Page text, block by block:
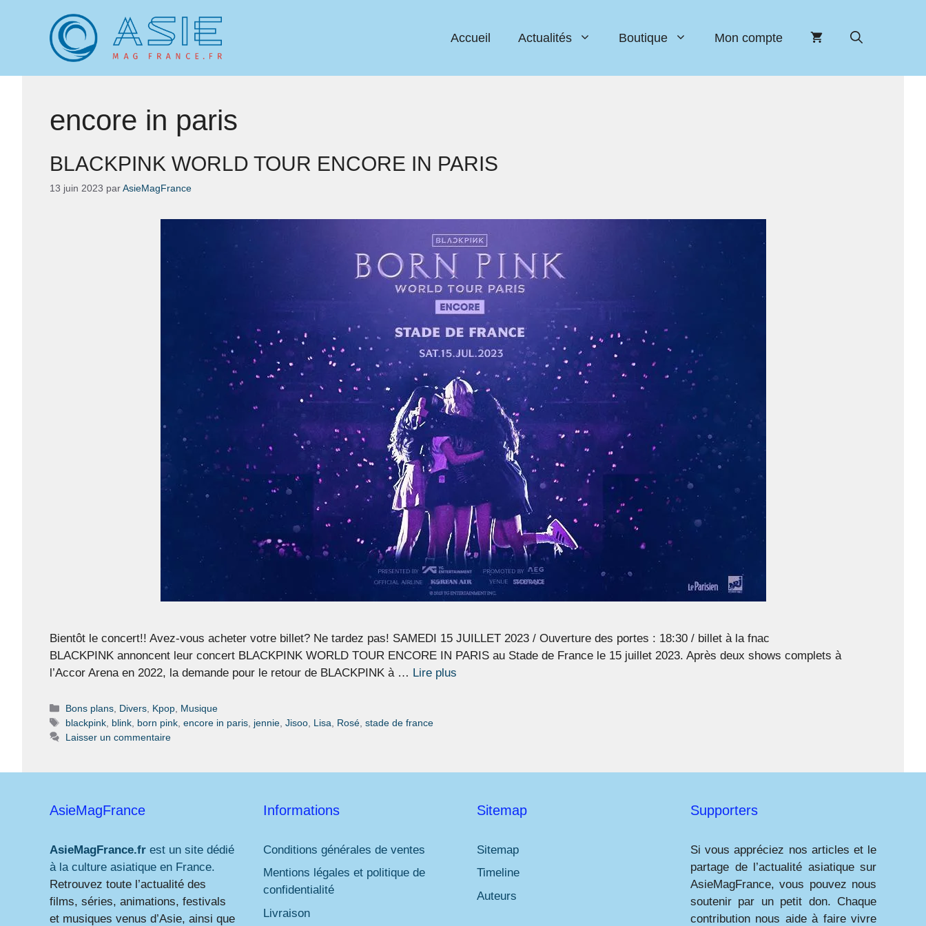
Accueil Actualités Boutique Mon compte
encore in paris
BLACKPINK WORLD TOUR ENCORE IN PARIS
13 juin 2023 parAsieMagFrance
Bientôt le concert!! Avez-vous acheter votre billet? Ne tardez pas! SAMEDI 15 JUILLET 2023 / Ouverture des portes : 18:30 / billet à la fnac
BLACKPINK annoncent leur concert BLACKPINK WORLD TOUR ENCORE IN PARIS au Stade de France le 15 juillet 2023. Après deux shows complets à
l’Accor Arena en 2022, la demande pour le retour de BLACKPINK à … Lire plus
Catégories
Bons plans Divers Kpop Musique
Étiquettes
blackpink blink born pink ,encore in paris jennie ,Jisoo Lisa Rosé ,stade de france
Laisser un commentaire
AsieMagFrance
AsieMagFrance.fr est un site dédié
à la culture asiatique en France.
Retrouvez toute l’actualité des
films, séries, animations, festivals
et musiques venus d’Asie, ainsi que
Informations
Conditions générales de ventes
Mentions légales et politique de
confidentialité
Livraison
Sitemap
Sitemap
Timeline
Auteurs
Supporters
Si vous appréciez nos articles et le
partage de l’actualité asiatique sur
AsieMagFrance, vous pouvez nous
soutenir par un petit don. Chaque
contribution nous aide à faire vivre